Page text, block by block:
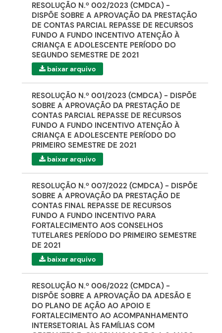
RESOLUÇÃO N.º 002/2023 (CMDCA) -
DISPÕE SOBRE A APROVAÇÃO DA PRESTAÇÃO
DE CONTAS PARCIAL REPASSE DE RECURSOS
FUNDO A FUNDO INCENTIVO ATENÇÃO À
CRIANÇA E ADOLESCENTE PERÍODO DO
SEGUNDO SEMESTRE DE 2021
baixar arquivo
RESOLUÇÃO N.º 001/2023 (CMDCA) - DISPÕE
SOBRE A APROVAÇÃO DA PRESTAÇÃO DE
CONTAS PARCIAL REPASSE DE RECURSOS
FUNDO A FUNDO INCENTIVO ATENÇÃO À
CRIANÇA E ADOLESCENTE PERÍODO DO
PRIMEIRO SEMESTRE DE 2021
baixar arquivo
RESOLUÇÃO N.º 007/2022 (CMDCA) - DISPÕE
SOBRE A APROVAÇÃO DA PRESTAÇÃO DE
CONTAS FINAL REPASSE DE RECURSOS
FUNDO A FUNDO INCENTIVO PARA
FORTALECIMENTO AOS CONSELHOS
TUTELARES PERÍODO DO PRIMEIRO SEMESTRE
DE 2021
baixar arquivo
RESOLUÇÃO N.º 006/2022 (CMDCA) -
DISPÕE SOBRE A APROVAÇÃO DA ADESÃO E
DO PLANO DE AÇÃO AO APOIO E
FORTALECIMENTO AO ACOMPANHAMENTO
INTERSETORIAL ÀS FAMÍLIAS COM